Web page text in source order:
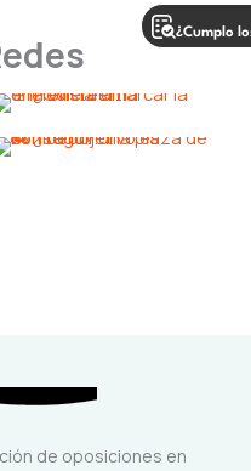
¿Cumplo
de oposiciones en